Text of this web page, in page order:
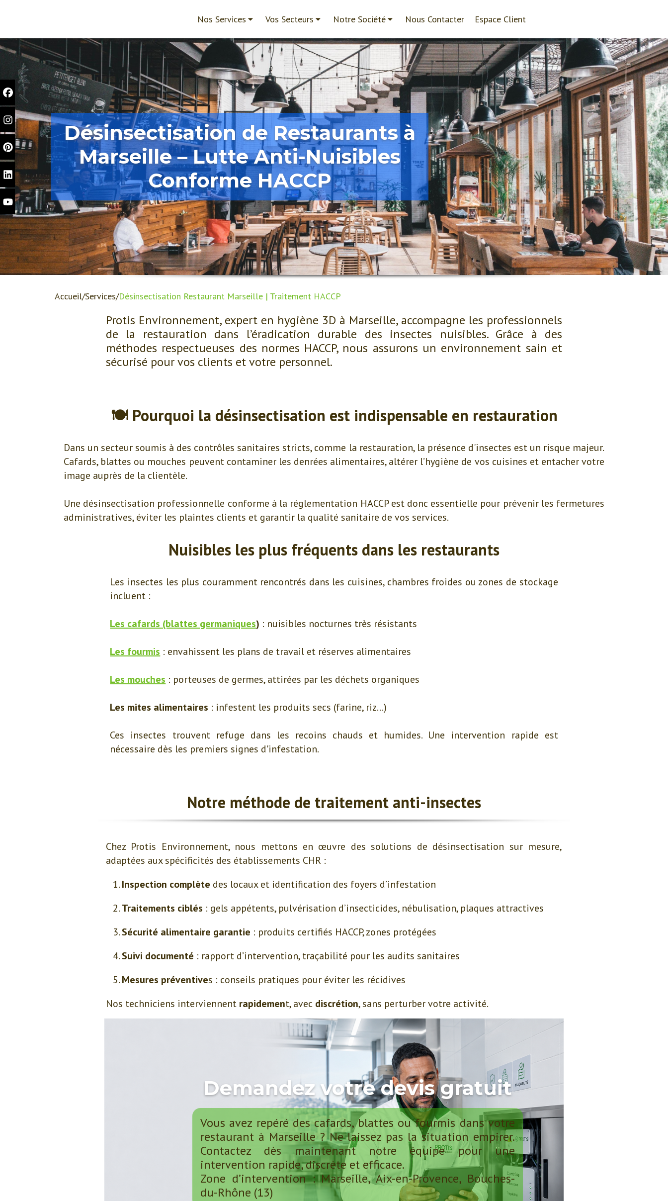
Nos Services Vos Secteurs Notre Société Nous Contacter Espace Client
Désinsectisation de Restaurants à
Marseille – Lutte Anti-Nuisibles
Conforme HACCP
Accueil Services Désinsectisation Restaurant Marseille | Traitement HACCP
Protis Environnement, expert en hygiène 3D à Marseille, accompagne les professionnels
de la restauration dans l’éradication durable des insectes nuisibles. Grâce à des
méthodes respectueuses des normes HACCP, nous assurons un environnement sain et
sécurisé pour vos clients et votre personnel.
🍽️ Pourquoi la désinsectisation est indispensable en restauration
Dans un secteur soumis à des contrôles sanitaires stricts, comme la restauration, la présence d'insectes est un risque majeur.
Cafards, blattes ou mouches peuvent contaminer les denrées alimentaires, altérer l’hygiène de vos cuisines et entacher votre
image auprès de la clientèle.
Une désinsectisation professionnelle conforme à la réglementation HACCP est donc essentielle pour prévenir les fermetures
administratives, éviter les plaintes clients et garantir la qualité sanitaire de vos services.
Nuisibles les plus fréquents dans les restaurants
Les insectes les plus couramment rencontrés dans les cuisines, chambres froides ou zones de stockage
incluent :
Les cafards (blattes germaniques) : nuisibles nocturnes très résistants
Les fourmis : envahissent les plans de travail et réserves alimentaires
Les mouches : porteuses de germes, attirées par les déchets organiques
Les mites alimentaires : infestent les produits secs (farine, riz…)
Ces insectes trouvent refuge dans les recoins chauds et humides. Une intervention rapide est
nécessaire dès les premiers signes d'infestation.
Notre méthode de traitement anti-insectes
Chez Protis Environnement, nous mettons en œuvre des solutions de désinsectisation sur mesure,
adaptées aux spécificités des établissements CHR :
Inspection complète des locaux et identification des foyers d’infestation
Traitements ciblés : gels appétents, pulvérisation d’insecticides, nébulisation, plaques attractives
Sécurité alimentaire garantie : produits certifiés HACCP, zones protégées
Suivi documenté : rapport d’intervention, traçabilité pour les audits sanitaires
Mesures préventives : conseils pratiques pour éviter les récidives
Nos techniciens interviennent rapidement, avec discrétion, sans perturber votre activité.
Demandez votre devis gratuit
Vous avez repéré des cafards, blattes ou fourmis dans votre
restaurant à Marseille ? Ne laissez pas la situation empirer.
Contactez dès maintenant notre équipe pour une
intervention rapide, discrète et efficace.
Zone d’intervention : Marseille, Aix-en-Provence, Bouches-
du-Rhône (13)